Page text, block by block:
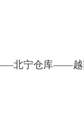
北宁仓库——越